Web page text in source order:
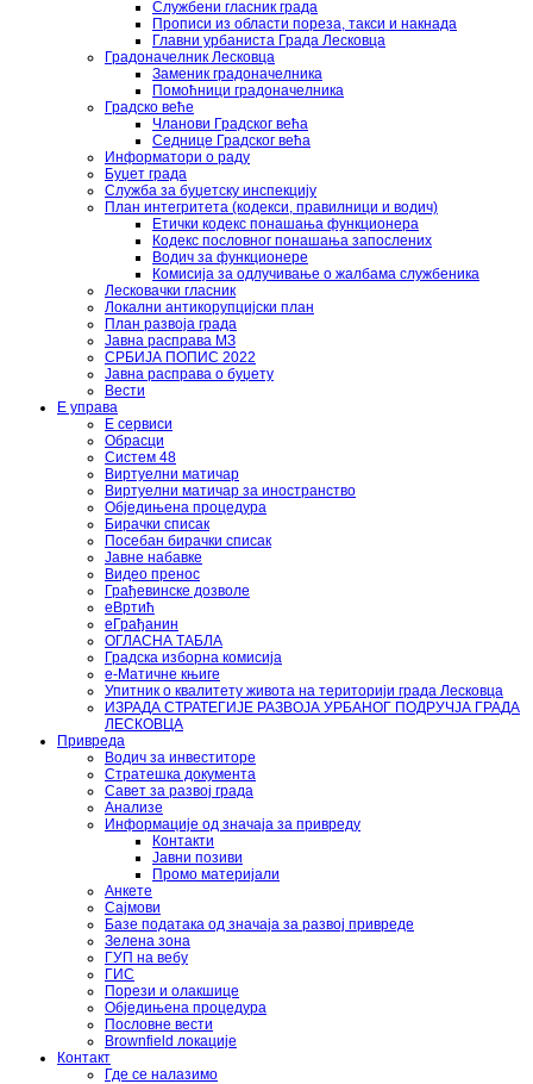
Службени гласник града
Прописи из области пореза, такси и накнада
Главни урбаниста Града Лесковца
Градоначелник Лесковца
Заменик градоначелника
Помоћници градоначелника
Градско веће
Чланови Градског већа
Седнице Градског већа
Информатори о раду
Буџет града
Служба за буџетску инспекцију
План интегритета (кодекси, правилници и водич)
Етички кодекс понашања функционера
Кодекс пословног понашања запослених
Водич за функционере
Комисија за одлучивање о жалбама службеника
Лесковачки гласник
Локални антикорупцијски план
План развоја града
Јавна расправа МЗ
СРБИЈА ПОПИС 2022
Јавна расправа о буџету
Вести
Е управа
Е сервиси
Обрасци
Систем 48
Виртуелни матичар
Виртуелни матичар за иностранство
Обједињена процедура
Бирачки списак
Посебан бирачки списак
Јавне набавке
Видео пренос
Грађевинске дозволе
еВртић
еГрађанин
ОГЛАСНА ТАБЛА
Градска изборна комисија
е-Матичне књиге
Упитник о квалитету живота на територији града Лесковца
ИЗРАДА СТРАТЕГИЈЕ РАЗВОЈА УРБАНОГ ПОДРУЧЈА ГРАДА
ЛЕСКОВЦА
Привреда
Водич за инвеститоре
Стратешка документа
Савет за развој града
Анализе
Информације од значаја за привреду
Контакти
Јавни позиви
Промо материјали
Анкете
Сајмови
Базе података од значаја за развој привреде
Зелена зона
ГУП на вебу
ГИС
Порези и олакшице
Обједињена процедура
Пословне вести
Brownfield локације
Контакт
Где се налазимо